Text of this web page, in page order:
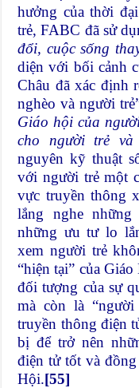
hưởng của thời
trẻ, FABC đã sử
đổi, cuộc sống
diện với bối cảnh
Châu đã xác định
nghèo và người
Giáo hội của
cho người trẻ
nguyên kỹ thuật
với người trẻ một
vực truyền thông
lắng nghe
những ưu tư lo
xem người trẻ
“hiện tại” của
đối tượng của sự
mà còn là
truyền thông điện
bị để trở nên
điện tử tốt và
Hội.[55]